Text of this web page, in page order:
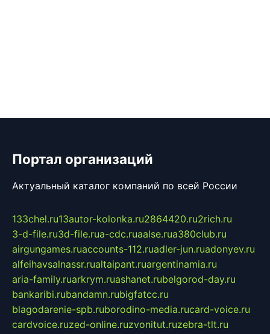
Портал организаций
Актуальный каталог компаний по всей России
133chel.ru13autor-kolonka.ru2864420.ru2rich.ru
3-d-file.ru3d-file.rua-cdc.ruaalse.rua380club.ru
airgungames.ruaccounts-112.ruadler-jun.ruadonyev.ru
alfeihavsalnassr.rualtaipant.ruargentinamia.ru
aria-family.ruarkrym.ruashanet.rubelgorod-day.ru
bankaribi.rubandamn.rubigfatcc.ru
blagodarenie-spb.ruborodino-media.rucard-voice.ru
cardvoice.ruzed-online.ruzvonitut.ruzebra-tlt.ru